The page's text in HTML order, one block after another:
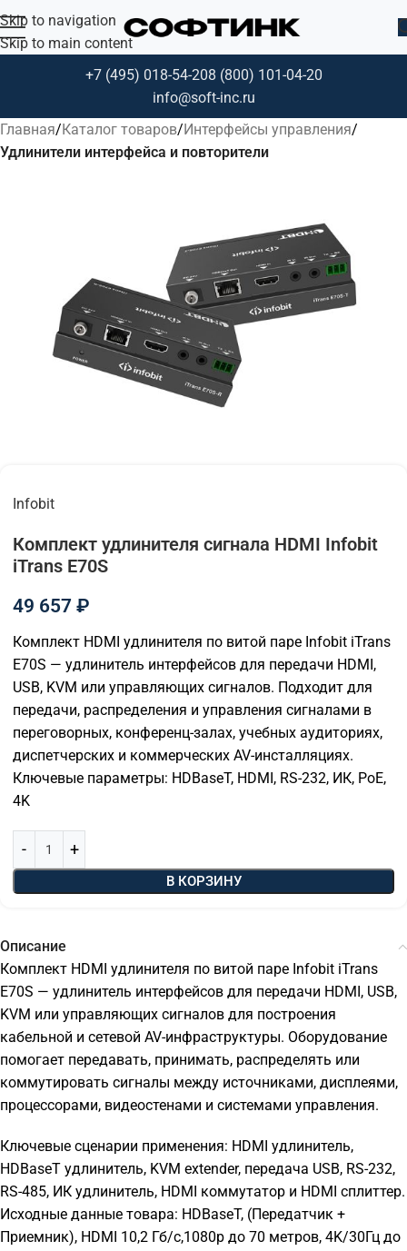
Skip to navigation
Skip to main content
+7 (495) 018-54-208 (800) 101-04-20
info@soft-inc.ru
Главная Каталог товаров Интерфейсы управления
Удлинители интерфейса и повторители
Infobit
Комплект удлинителя сигнала HDMI Infobit
iTrans E70S
49 657 ₽
Комплект HDMI удлинителя по витой паре Infobit iTrans
E70S — удлинитель интерфейсов для передачи HDMI,
USB, KVM или управляющих сигналов. Подходит для
передачи, распределения и управления сигналами в
переговорных, конференц-залах, учебных аудиториях,
диспетчерских и коммерческих AV-инсталляциях.
Ключевые параметры: HDBaseT, HDMI, RS-232, ИК, PoE,
4K
В КОРЗИНУ
Описание
Комплект HDMI удлинителя по витой паре Infobit iTrans
E70S — удлинитель интерфейсов для передачи HDMI, USB,
KVM или управляющих сигналов для построения
кабельной и сетевой AV-инфраструктуры. Оборудование
помогает передавать, принимать, распределять или
коммутировать сигналы между источниками, дисплеями,
процессорами, видеостенами и системами управления.
Ключевые сценарии применения: HDMI удлинитель,
HDBaseT удлинитель, KVM extender, передача USB, RS-232,
RS-485, ИК удлинитель, HDMI коммутатор и HDMI сплиттер.
Исходные данные товара: HDBaseT, (Передатчик +
Приемник), HDMI 10,2 Гб/с,1080p до 70 метров, 4K/30Гц до